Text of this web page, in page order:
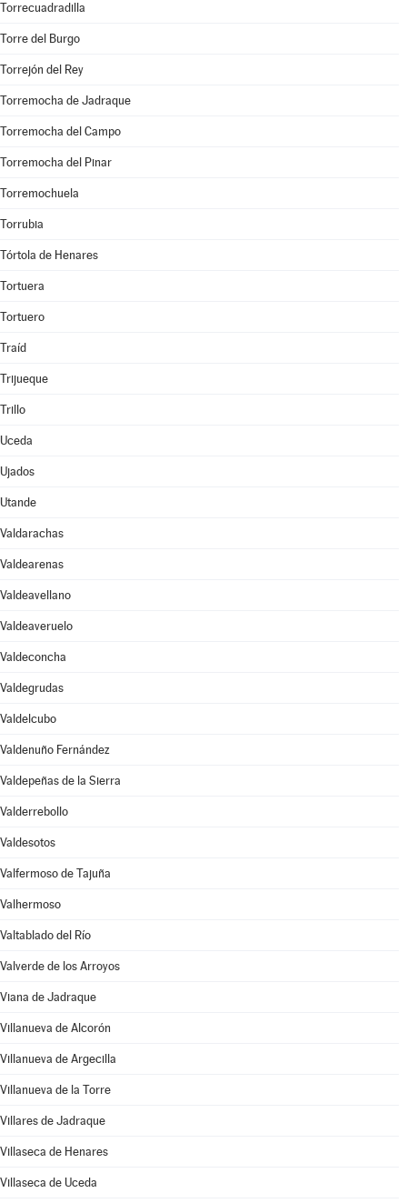
Torrecuadradilla
Torre del Burgo
Torrejón del Rey
Torremocha de Jadraque
Torremocha del Campo
Torremocha del Pinar
Torremochuela
Torrubia
Tórtola de Henares
Tortuera
Tortuero
Traíd
Trijueque
Trillo
Uceda
Ujados
Utande
Valdarachas
Valdearenas
Valdeavellano
Valdeaveruelo
Valdeconcha
Valdegrudas
Valdelcubo
Valdenuño Fernández
Valdepeñas de la Sierra
Valderrebollo
Valdesotos
Valfermoso de Tajuña
Valhermoso
Valtablado del Río
Valverde de los Arroyos
Viana de Jadraque
Villanueva de Alcorón
Villanueva de Argecilla
Villanueva de la Torre
Villares de Jadraque
Villaseca de Henares
Villaseca de Uceda